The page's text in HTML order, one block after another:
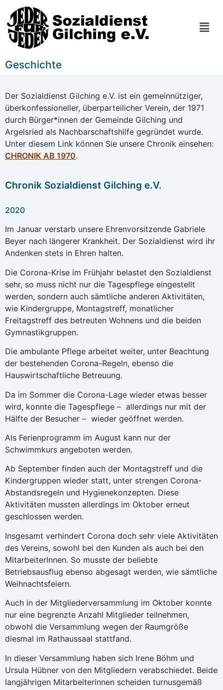
Geschichte
Der Sozialdienst Gilching e.V. ist ein gemeinnütziger,
überkonfessioneller, überparteilicher Verein, der 1971
durch Bürger*innen der Gemeinde Gilching und
Argelsried als Nachbarschaftshilfe gegründet wurde.
Unter diesem Link können Sie unsere Chronik einsehen:
CHRONIK AB 1970.
Chronik Sozialdienst Gilching e.V.
2020
Im Januar verstarb unsere Ehrenvorsitzende Gabriele
Beyer nach längerer Krankheit. Der Sozialdienst wird ihr
Andenken stets in Ehren halten.
Die Corona-Krise im Frühjahr belastet den Sozialdienst
sehr, so muss nicht nur die Tagespflege eingestellt
werden, sondern auch sämtliche anderen Aktivitäten,
wie Kindergruppe, Montagstreff, monatlicher
Freitagstreff des betreuten Wohnens und die beiden
Gymnastikgruppen.
Die ambulante Pflege arbeitet weiter, unter Beachtung
der bestehenden Corona-Regeln, ebenso die
Hauswirtschaftliche Betreuung.
Da im Sommer die Corona-Lage wieder etwas besser
wird, konnte die Tagespflege – allerdings nur mit der
Hälfte der Besucher – wieder geöffnet werden.
Als Ferienprogramm im August kann nur der
Schwimmkurs angeboten werden.
Ab September finden auch der Montagstreff und die
Kindergruppen wieder statt, unter strengen Corona-
Abstandsregeln und Hygienekonzepten. Diese
Aktivitäten mussten allerdings im Oktober erneut
geschlossen werden.
Insgesamt verhindert Corona doch sehr viele Aktivitäten
des Vereins, sowohl bei den Kunden als auch bei den
MitarbeiterInnen. So musste der beliebte
Betriebsausflug ebenso abgesagt werden, wie sämtliche
Weihnachtsfeiern.
Auch in der Mitgliederversammlung im Oktober konnte
nur eine begrenzte Anzahl Mitglieder teilnehmen,
obwohl die Versammlung wegen der Raumgröße
diesmal im Rathaussaal stattfand.
In dieser Versammlung haben sich Irene Böhm und
Ursula Hübner von den Mitgliedern verabschiedet. Beide
langjährigen Mitarbeiterinnen scheiden turnusgemäß